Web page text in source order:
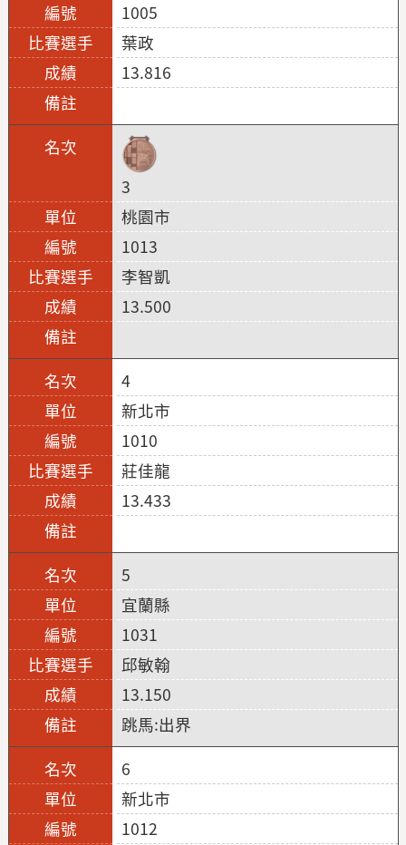
1005
葉政
13.816
3
桃園市
1013
李智凱
13.500
4
新北市
1010
莊佳龍
13.433
5
宜蘭縣
1031
邱敏翰
13.150
跳馬:出界
6
新北市
1012